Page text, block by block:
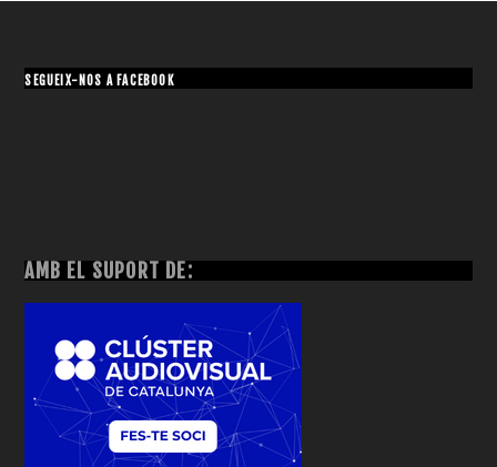
SEGUEIX-NOS A FACEBOOK
AMB EL SUPORT DE: